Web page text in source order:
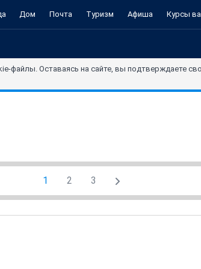
Дом Почта Туризм Афиша Курсы
файлы. Оставаясь на сайте, вы подтверждаете
1 2 3